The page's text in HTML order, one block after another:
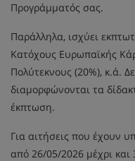
Προγράμματός σας.
Παράλληλα, ισχύει
Κατόχους Ευρωπαϊκής
Πολύτεκνους (20%), κ.ά.
διαμορφώνονται τα
έκπτωση.
Για αιτήσεις που έχουν
από 26/05/2026 μέχρι και